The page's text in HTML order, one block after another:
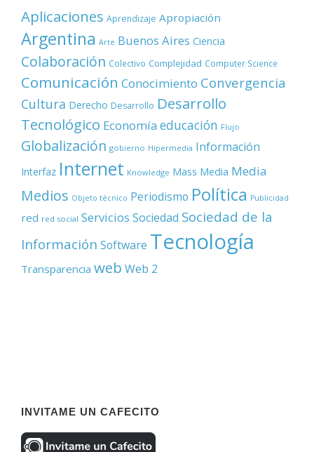
Aplicaciones Aprendizaje Apropiación
Argentina Arte Buenos Aires Ciencia
Colaboración Colectivo Complejidad Computer Science
Comunicación Conocimiento Convergencia
Cultura Derecho Desarrollo Desarrollo
Tecnológico Economía educación Flujo
Globalización gobierno Hipermedia Información
Interfaz Internet Knowledge Mass Media Media
Medios Objeto técnico Periodismo Política Publicidad
red red social Servicios Sociedad Sociedad de la
Información Software Tecnología
Transparencia web Web 2
INVITAME UN CAFECITO